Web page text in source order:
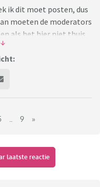
ik dit moet posten, dus
moeten de moderators
als het hier niet thuis
in de maatschappij.
ook aanhangen,
wat in, al ben ik dan zelf
de maatschappij denk ik
dat de man in
9 »
laatste reactie